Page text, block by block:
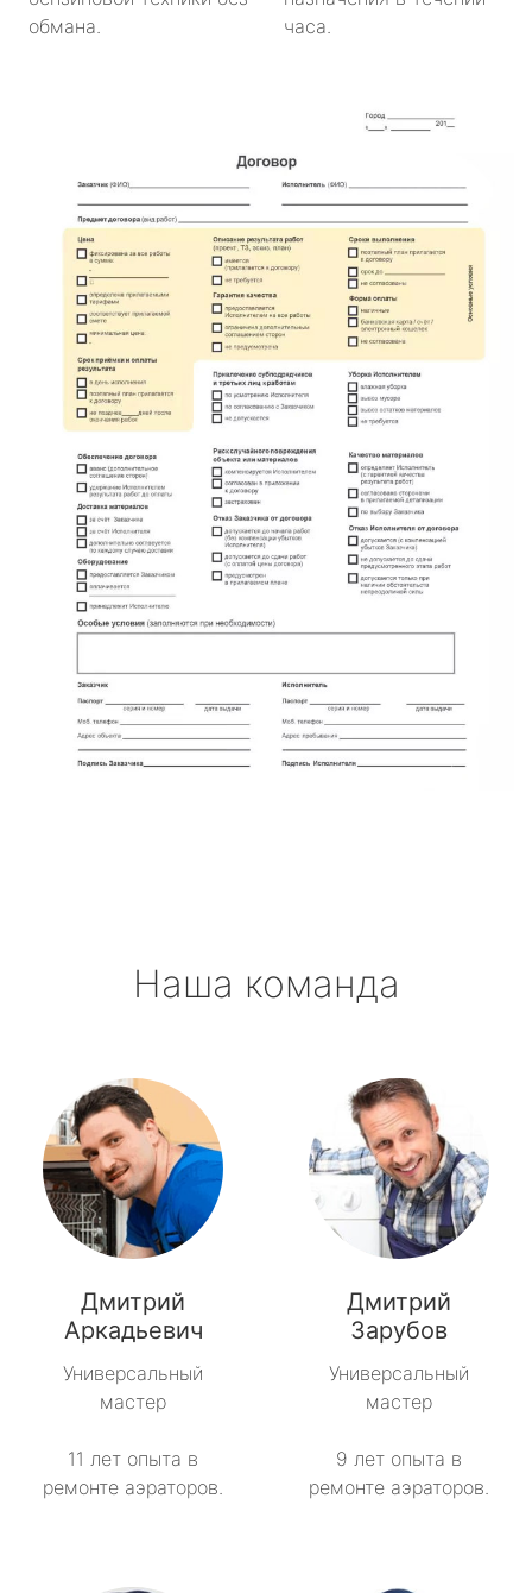
обмана.
часа.
Наша команда
Дмитрий
Аркадьевич
Универсальный
мастер
11 лет опыта в
ремонте аэраторов.
Дмитрий
Зарубов
Универсальный
мастер
9 лет опыта в
ремонте аэраторов.